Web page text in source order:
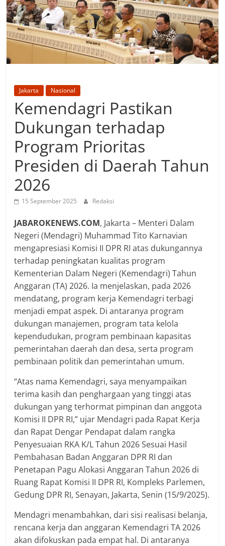
Jakarta Nasional
Kemendagri Pastikan
Dukungan terhadap
Program Prioritas
Presiden di Daerah Tahun
2026
15 September 2025 Redaksi
JABAROKENEWS.COM, Jakarta – Menteri Dalam
Negeri (Mendagri) Muhammad Tito Karnavian
mengapresiasi Komisi II DPR RI atas dukungannya
terhadap peningkatan kualitas program
Kementerian Dalam Negeri (Kemendagri) Tahun
Anggaran (TA) 2026. Ia menjelaskan, pada 2026
mendatang, program kerja Kemendagri terbagi
menjadi empat aspek. Di antaranya program
dukungan manajemen, program tata kelola
kependudukan, program pembinaan kapasitas
pemerintahan daerah dan desa, serta program
pembinaan politik dan pemerintahan umum.
“Atas nama Kemendagri, saya menyampaikan
terima kasih dan penghargaan yang tinggi atas
dukungan yang terhormat pimpinan dan anggota
Komisi II DPR RI,” ujar Mendagri pada Rapat Kerja
dan Rapat Dengar Pendapat dalam rangka
Penyesuaian RKA K/L Tahun 2026 Sesuai Hasil
Pembahasan Badan Anggaran DPR RI dan
Penetapan Pagu Alokasi Anggaran Tahun 2026 di
Ruang Rapat Komisi II DPR RI, Kompleks Parlemen,
Gedung DPR RI, Senayan, Jakarta, Senin (15/9/2025).
Mendagri menambahkan, dari sisi realisasi belanja,
rencana kerja dan anggaran Kemendagri TA 2026
akan difokuskan pada empat hal. Di antaranya